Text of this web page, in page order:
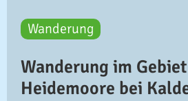
Wanderung
Wanderung im
Heidemoore bei